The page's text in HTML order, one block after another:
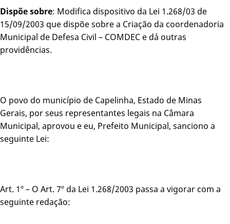
Dispõe sobre: Modifica dispositivo da Lei 1.268/03 de
15/09/2003 que dispõe sobre a Criação da coordenadoria
Municipal de Defesa Civil – COMDEC e dá outras
providências.
O povo do município de Capelinha, Estado de Minas
Gerais, por seus representantes legais na Câmara
Municipal, aprovou e eu, Prefeito Municipal, sanciono a
seguinte Lei:
Art. 1º – O Art. 7º da Lei 1.268/2003 passa a vigorar com a
seguinte redação: